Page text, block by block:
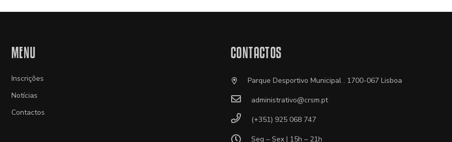
MENU
Inscrições
Notícias
Contactos
CONTACTOS
Parque Desportivo Municipal . 1700-067 Lisboa
administrativo@crsm.pt
(+351) 925 068 747
Seg – Sex | 15h – 21h